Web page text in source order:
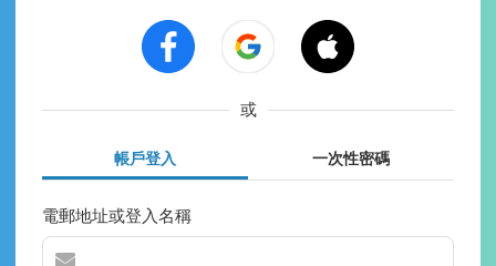
或
帳戶登入 一次性密碼
電郵地址或登入名稱